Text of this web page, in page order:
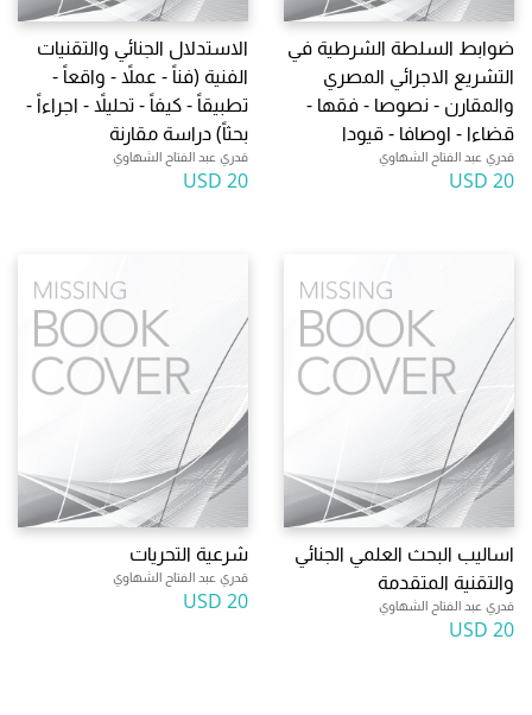
ضوابط السلطة الشرطية في
التشريع الاجرائي المصري
والمقارن - نصوصا - فقها -
قضاءا - اوصافا - قيودا
قدري عبد الفتاح الشهاوي
20 USD
الاستدلال الجنائي والتقنيات
الفنية (فناً - عملاً - واقعاً -
تطبيقاً - كيفاً - تحليلاً - اجراءاً -
بحثاً) دراسة مقارنة
قدري عبد الفتاح الشهاوي
20 USD
اساليب البحث العلمي الجنائي
والتقنية المتقدمة
قدري عبد الفتاح الشهاوي
20 USD
شرعية التحريات
قدري عبد الفتاح الشهاوي
20 USD